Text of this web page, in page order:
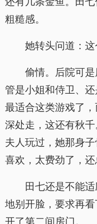
粗糙感。
她转头问道：
偷情。后院可
管是小姐和侍卫、
最适合这类游戏了
深处走，这还有秋
夫人玩过，她那身
喜欢，太费劲了，
田七还是不能
地别开脸，要求再
开了第二间房门。